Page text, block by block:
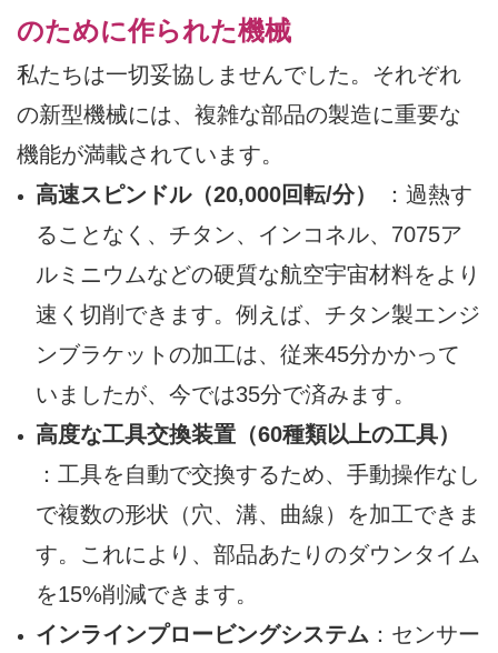
のために作られた機械
私たちは一切妥協しませんでした。それぞれ
の新型機械には、複雑な部品の製造に重要な
機能が満載されています。
高速スピンドル（20,000回転/分）
：過熱す
ることなく、チタン、インコネル、7075ア
ルミニウムなどの硬質な航空宇宙材料をより
速く切削できます。例えば、チタン製エンジ
ンブラケットの加工は、従来45分かかって
いましたが、今では35分で済みます。
高度な工具交換装置（60種類以上の工具）
：工具を自動で交換するため、手動操作なし
で複数の形状（穴、溝、曲線）を加工できま
す。これにより、部品あたりのダウンタイム
を15%削減できます。
インラインプロービングシステム ：センサー